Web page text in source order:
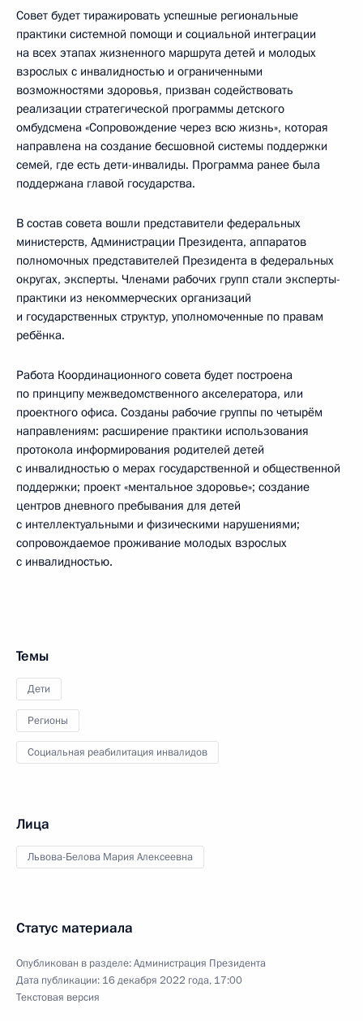
Совет будет тиражировать успешные региональные
практики системной помощи и социальной интеграции
на всех этапах жизненного маршрута детей и молодых
взрослых с инвалидностью и ограниченными
возможностями здоровья, призван содействовать
реализации стратегической программы детского
омбудсмена «Сопровождение через всю жизнь», которая
направлена на создание бесшовной системы поддержки
семей, где есть дети-инвалиды. Программа ранее была
поддержана главой государства.
В состав совета вошли представители федеральных
министерств, Администрации Президента, аппаратов
полномочных представителей Президента в федеральных
округах, эксперты. Членами рабочих групп стали эксперты-
практики из некоммерческих организаций
и государственных структур, уполномоченные по правам
ребёнка.
Работа Координационного совета будет построена
по принципу межведомственного акселератора, или
проектного офиса. Созданы рабочие группы по четырём
направлениям: расширение практики использования
протокола информирования родителей детей
с инвалидностью о мерах государственной и общественной
поддержки; проект «ментальное здоровье»; создание
центров дневного пребывания для детей
с интеллектуальными и физическими нарушениями;
сопровождаемое проживание молодых взрослых
с инвалидностью.
Темы
Дети
Регионы
Социальная реабилитация инвалидов
Лица
Львова-Белова Мария Алексеевна
Статус материала
Опубликован в разделе:Администрация Президента
Дата публикации: 16 декабря 2022 года, 17:00
Текстовая версия